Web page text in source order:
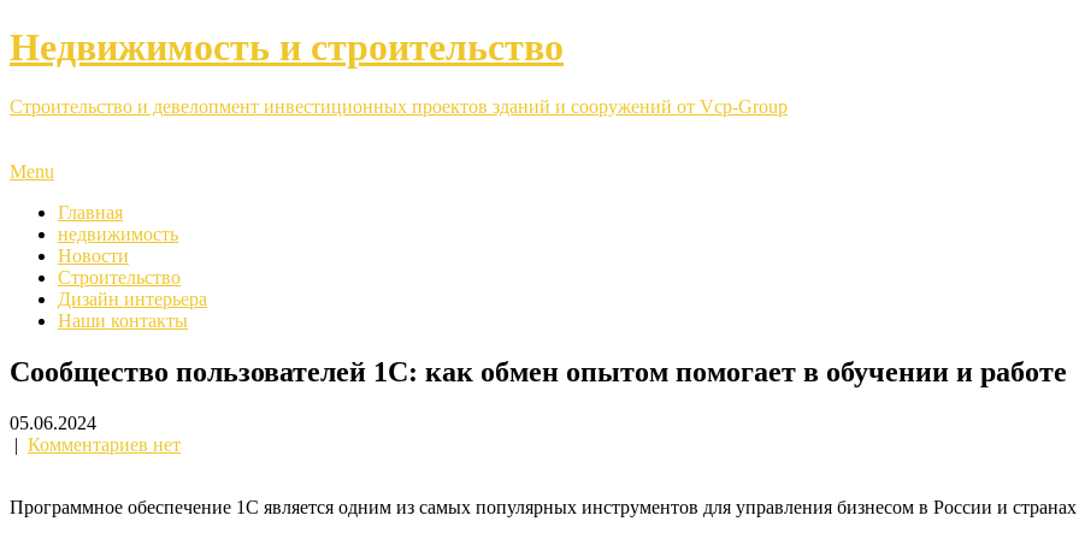
Недвижимость и строительство
Строительство и девелопмент инвестиционных проектов зданий и сооружений от Vcp-Group
Menu
Главная
недвижимость
Новости
Строительство
Дизайн интерьера
Наши контакты
Сообщество пользователей 1С: как обмен опытом помогает в обучении и работе
05.06.2024
| Комментариев нет
Программное обеспечение 1С является одним из самых популярных инструментов для управления бизнесом в России и